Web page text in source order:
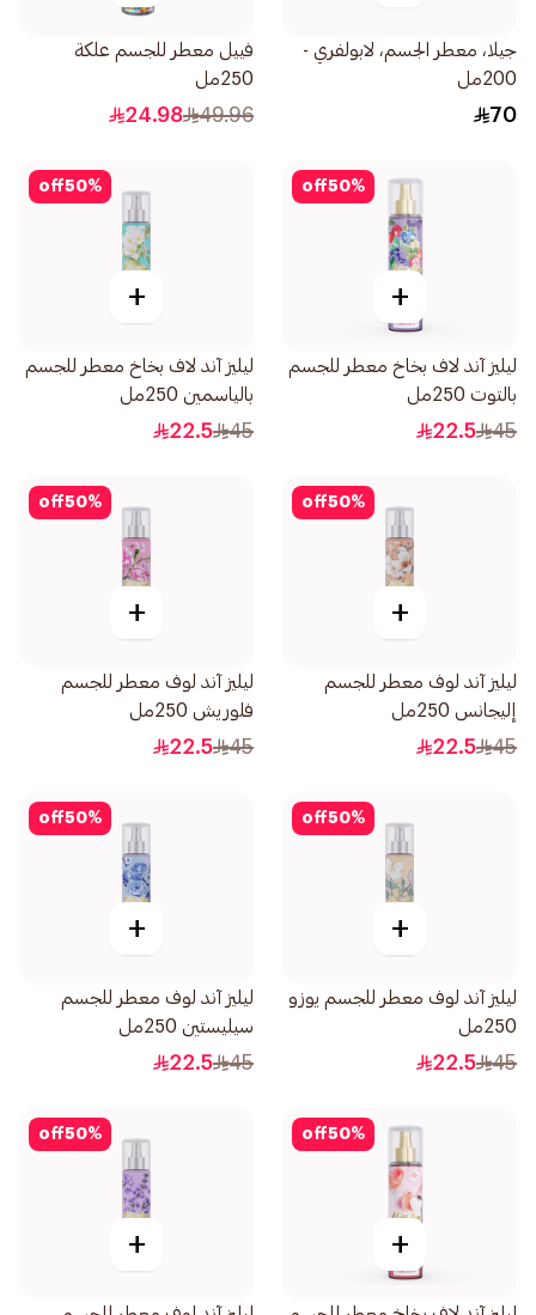
جيلا، معطر الجسم، لابولفري -
200مل
70
فييل معطر للجسم علكة
250مل
49.96
24.98
50%
off
+
ليليز آند لاف بخاخ معطر للجسم
بالتوت 250مل
45
22.5
50%
off
+
ليليز آند لاف بخاخ معطر للجسم
بالياسمين 250مل
45
22.5
50%
off
+
ليليز آند لوف معطر للجسم
إليجانس 250مل
45
22.5
50%
off
+
ليليز آند لوف معطر للجسم
فلوريش 250مل
45
22.5
50%
off
+
ليليز آند لوف معطر للجسم يوزو
250مل
45
22.5
50%
off
+
ليليز آند لوف معطر للجسم
سيليستين 250مل
45
22.5
50%
off
+
50%
off
+